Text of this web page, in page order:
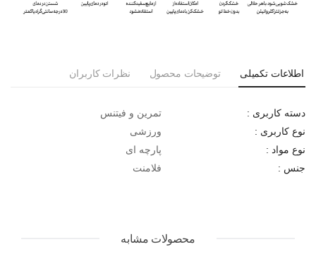
اطلاعات تکمیلی توضیحات محصول نظرات کاربران
دسته کاربری : تمرین و فیتنس
نوع کاربری : ورزشی
نوع مواد : پارچه ای
جنس : فلامنت
محصولات مشابه